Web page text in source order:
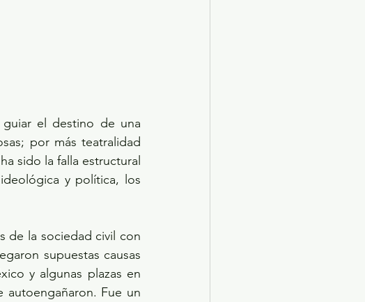
el destino de una
por más teatralidad
sido la falla estructural
y política, los
de la sociedad civil con
supuestas causas
y algunas plazas en
autoengañaron. Fue un